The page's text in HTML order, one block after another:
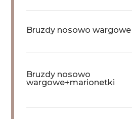
Bruzdy nosowo wargowe
Bruzdy nosowo
wargowe+marionetki